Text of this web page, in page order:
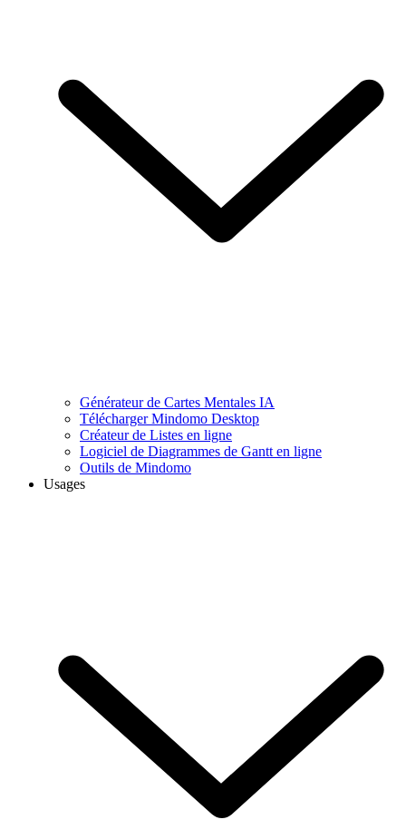
Générateur de Cartes Mentales IA
Télécharger Mindomo Desktop
Créateur de Listes en ligne
Logiciel de Diagrammes de Gantt en ligne
Outils de Mindomo
Usages